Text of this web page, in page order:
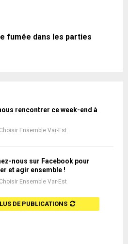
fumée dans les parties
rencontrer ce week-end à
Ensemble Var-Est
nous sur Facebook pour
et agir ensemble !
Ensemble Var-Est
DE PUBLICATIONS